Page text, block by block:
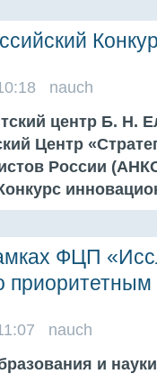
nauch
центр Б. Н.
Центр
России
ФЦП
nauch
и